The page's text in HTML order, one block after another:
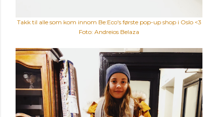
Takk til alle som kom innom Be:Eco's første pop-up shop i Oslo <3
Foto: Andreios Belaza